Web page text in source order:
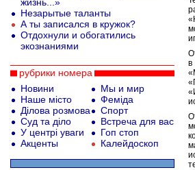
Незарытые таланты
А ты записался в кружок?
Отдохнули и обогатились
экознаниями
рубрики номера
Новини
Наше місто
Ділова розмова
Суд та діло
У центрі уваги
Акценты
Мы и мир
Феміда
Спорт
Встреча для вас
Гоп стоп
Калейдоскоп